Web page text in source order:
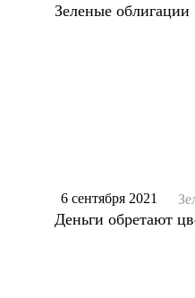
Зеленые облигации
6 сентября 2021
Деньги обретают